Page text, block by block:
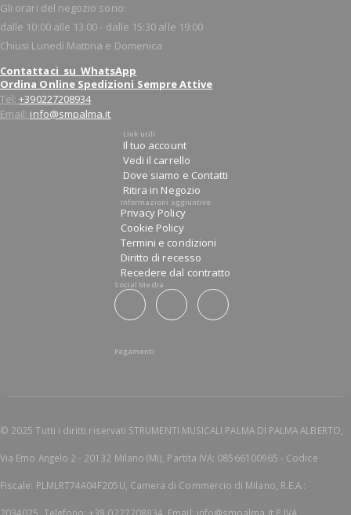
Gli orari del negozio sono:
dalle 10:00 alle 13:00 - dalle 15:30 alle 19:00
Chiusi Lunedì Mattina e Domenica
Contattaci su WhatsApp
Ordina Online Spedizioni Sempre Attive
Tel:+390227208934
Email: info@smpalma.it
Link utili
Il tuo account
Vedi il carrello
Dove siamo e Contatti
Ritira in Negozio
Informazioni aggiuntive
Privacy Policy
Cookie Policy
Termini e condizioni
Diritto di recesso
Recedere dal contratto
Social Media
Pagamenti
© 2025 Tutti i diritti riservati STRUMENTI MUSICALI PALMA DI PALMA ALBERTO,
Via Emo Angelo 2 - 20132 Milano (MI), Partita IVA: 08566100965 - Codice
Fiscale: PLMLRT74A04F205U, Camera di Commercio di Milano, R.E.A.: